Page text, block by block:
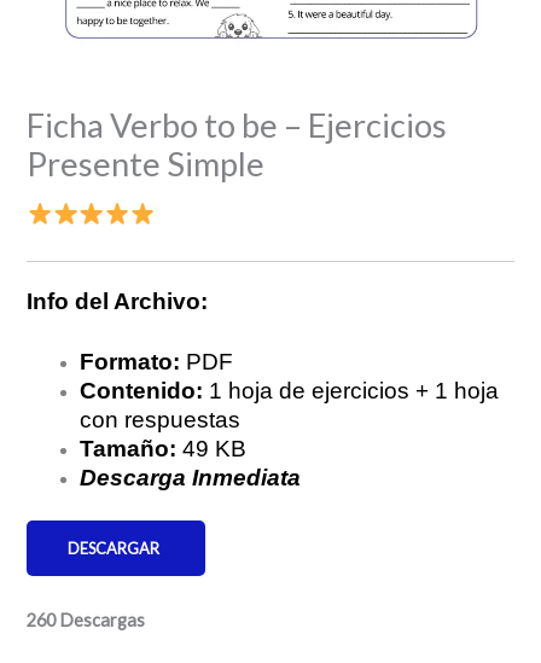
Ficha Verbo to be – Ejercicios
Presente Simple
Info del Archivo:
Formato: PDF
Contenido: 1 hoja de ejercicios + 1 hoja
con respuestas
Tamaño: 49 KB
Descarga Inmediata
DESCARGAR
260Descargas